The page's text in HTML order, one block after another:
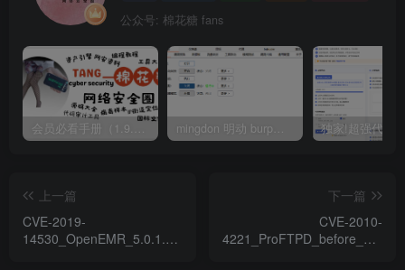
公众号: 棉花糖 fans
会员必看手册（1.9.0版本 26.4.5更新） mingdon 明动 burp插件0.2.6版本 本地时间校验去除版
上一篇
CVE-2019-
14530_OpenEMR_5.0.1.7_-
下一篇
CVE-2010-
4221_ProFTPD_before_1.3.3c